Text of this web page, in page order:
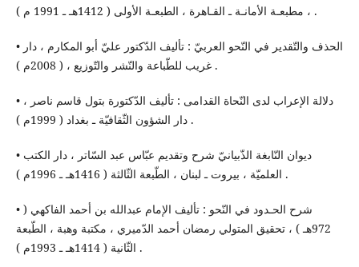
، مطبعـة الأمانـة ـ القـاهرة ، الطبعـة الأولى ( 1412هـ ـ 1991 م ) .
• الحذف والتّقدير في النّحو العربيّ : تأليف الدّكتور عليّ أبو المكارم ، دار
غريب للطّباعة والنّشر والتّوزيع ، ( 2008م ) .
• دلالة الإعراب لدى النّحاة القدامى : تأليف الدّكتورة بتول قاسم ناصر ،
دار الشؤون الثّقافيّة ـ بغداد ( 1999م ) .
• ديوان النّابغة الذّبيانيّ شرح وتقديم عبّاس عبد السّاتر ، دار الكتب
العلميّة ، بيروت ـ لبنان ، الطّبعة الثّالثة ( 1416هـ ـ 1996م ) .
• شرح الحـدود في النّحو : تأليف الإمام عبدالله بن أحمد الفاكهي (
972هـ ) ، تحقيق المتولي رمضان أحمد الدّميري ، مكتبة وهبة ، الطّبعة
الثّانية ( 1414هـ ـ 1993م ) .